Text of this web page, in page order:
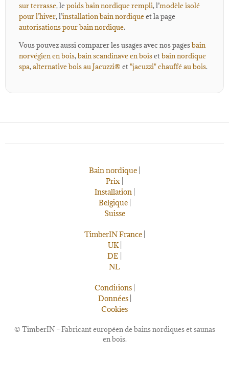
sur terrasse, lepoids bain nordique rempli, l’modèle isolé
pour l’hiver, l’installation bain nordiqueet la page
autorisations pour bain nordique.
Vous pouvez aussi comparer les usages avec nos pagesbain
norvégien en bois,bain scandinave en boisetbain nordique
spa,alternative bois au Jacuzzi® et "jacuzzi" chauffé au bois.
Bain nordique
Prix
Installation|
Belgique|
Suisse
TimberIN France|
UK|
DE
NL
Conditions|
Données|
Cookies
© TimberIN – Fabricant européen de bains nordiques et saunas
en bois.